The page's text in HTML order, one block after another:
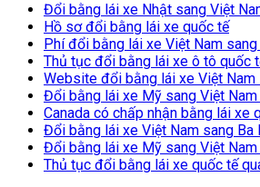
Đổi bằng lái xe Nhật sang Việt
Hồ sơ đổi bằng lái xe quốc tế
Phí đổi bằng lái xe Việt Nam
Thủ tục đổi bằng lái xe ô tô quốc
Website đổi bằng lái xe Việt Nam
Đổi bằng lái xe Mỹ sang Việt
Canada có chấp nhận bằng lái xe
Đổi bằng lái xe Việt Nam sang Ba
Đổi bằng lái xe Mỹ sang Việt
Thủ tục đổi bằng lái xe quốc tế